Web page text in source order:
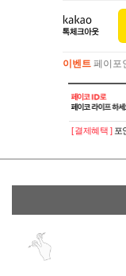
이벤트 페이포
이벤트페이포
[ 결제혜택 ] 포